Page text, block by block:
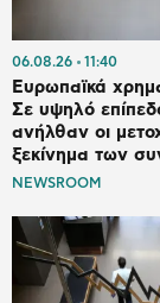
06.08.26 11:40
Ευρωπαϊκά
Σε υψηλό
ανήλθαν οι
ξεκίνημα των
NEWSROOM